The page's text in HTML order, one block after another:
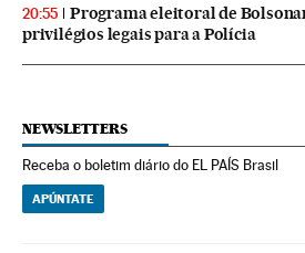
20:55
Programa eleitoral de
privilégios legais para a Polícia
NEWSLETTERS
Receba o boletim diário do EL PAÍS Brasil
APÚNTATE